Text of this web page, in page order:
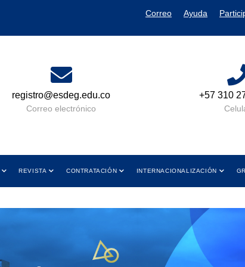
Correo Ayuda
+57 310 273 9049
Celular
Lun a Vie 08:00
y de 01:00
REVISTA CONTRATACIÓN INTERNACIONALIZACIÓN